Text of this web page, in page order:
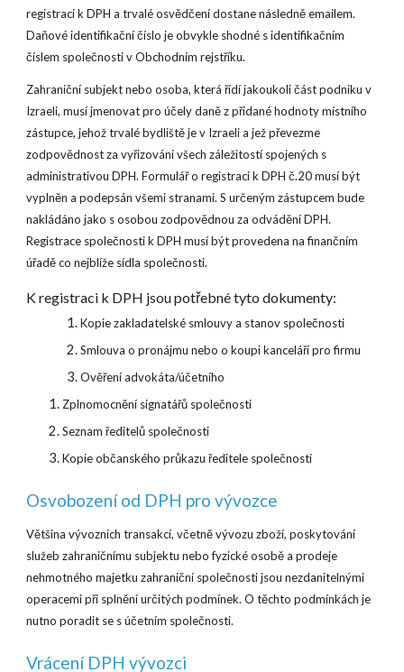
registraci k DPH a trvalé osvědčení dostane následně emailem.
Daňové identifikační číslo je obvykle shodné s identifikačním
číslem společnosti v Obchodním rejstříku.
Zahraniční subjekt nebo osoba, která řídí jakoukoli část podniku v
Izraeli, musí jmenovat pro účely daně z přidané hodnoty místního
zástupce, jehož trvalé bydliště je v Izraeli a jež převezme
zodpovědnost za vyřizování všech záležitostí spojených s
administrativou DPH. Formulář o registraci k DPH č.20 musí být
vyplněn a podepsán všemi stranami. S určeným zástupcem bude
nakládáno jako s osobou zodpovědnou za odvádění DPH.
Registrace společnosti k DPH musí být provedena na finančním
úřadě co nejblíže sídla společnosti.
K registraci k DPH jsou potřebné tyto dokumenty:
Kopie zakladatelské smlouvy a stanov společnosti
Smlouva o pronájmu nebo o koupi kanceláří pro firmu
Ověření advokáta/účetního
Zplnomocnění signatářů společnosti
Seznam ředitelů společnosti
Kopie občanského průkazu ředitele společnosti
Osvobození od DPH pro vývozce
Většina vývozních transakcí, včetně vývozu zboží, poskytování
služeb zahraničnímu subjektu nebo fyzické osobě a prodeje
nehmotného majetku zahraniční společnosti jsou nezdanitelnými
operacemi při splnění určitých podmínek. O těchto podmínkách je
nutno poradit se s účetním společnosti.
Vrácení DPH vývozci